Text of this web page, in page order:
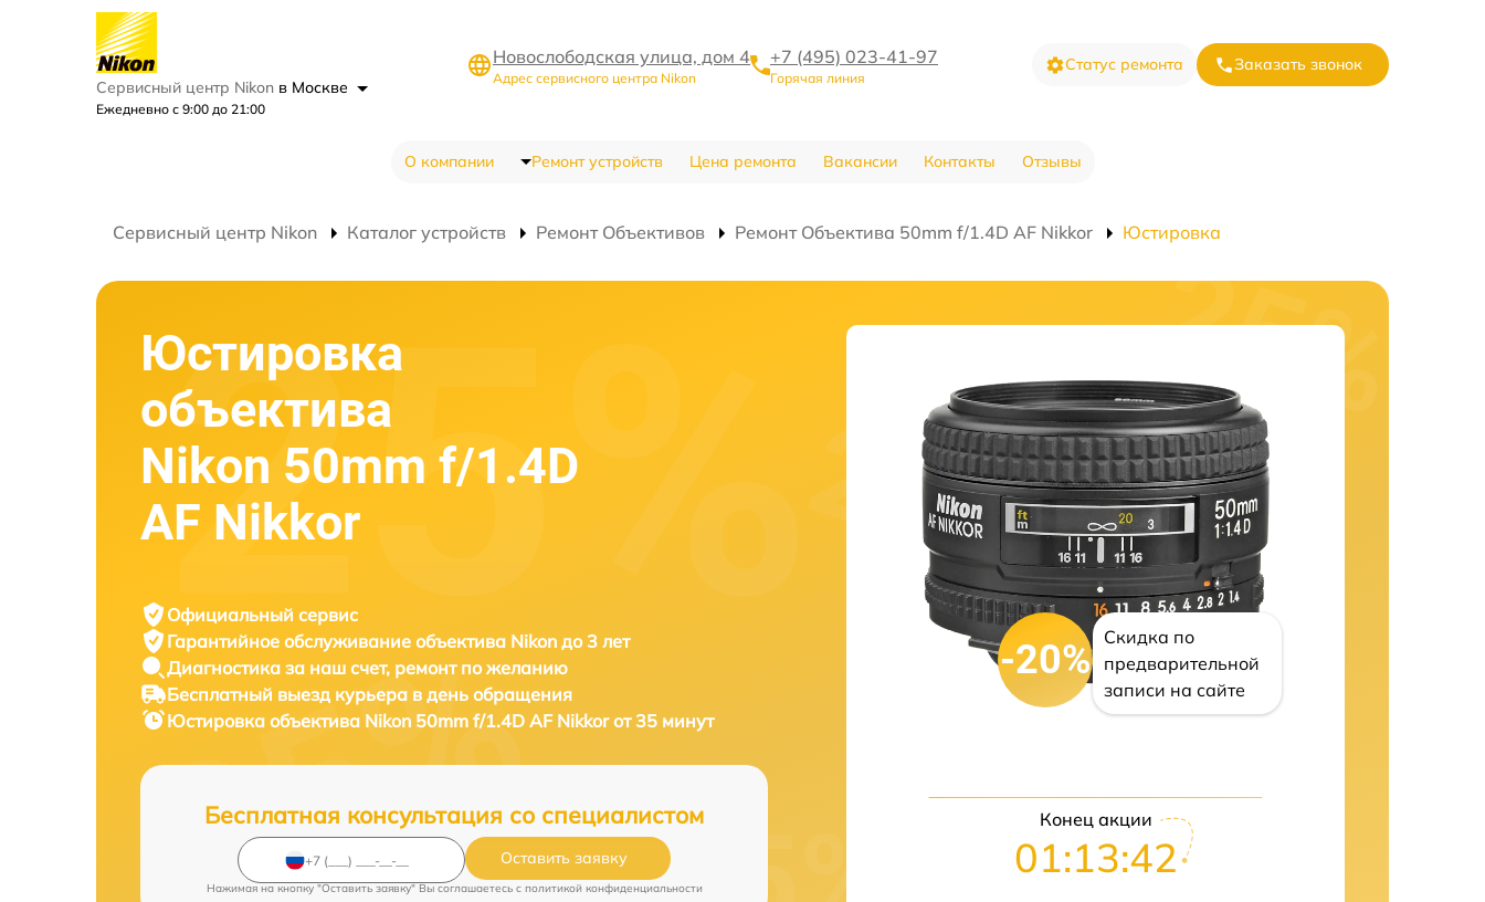
Сервисный центр Nikon в Москве
Ежедневно с 9:00 до 21:00
Новослободская улица, дом 4
Адрес сервисного центра Nikon
+7 (495) 023-41-97
Горячая линия
Статус ремонта Заказать звонок
О компании Ремонт устройств Цена ремонта Вакансии Контакты Отзывы
Сервисный центр Nikon Каталог устройств Ремонт Объективов Ремонт Объектива 50mm f/1.4D AF Nikkor Юстировка
Юстировка
объектива
Nikon 50mm f/1.4D
AF Nikkor
Официальный сервис
Гарантийное обслуживание объектива Nikon до 3 лет
Диагностика за наш счет, ремонт по желанию
Бесплатный выезд курьера в день обращения
Юстировка объектива Nikon 50mm f/1.4D AF Nikkor от 35 минут
Бесплатная консультация со специалистом
Оставить заявку
Нажимая на кнопку "Оставить заявку" Вы соглашаетесь c политикой конфиденциальности
-20%
Скидка по
предварительной
записи на сайте
Конец акции
01:13:41